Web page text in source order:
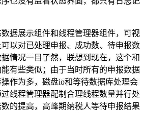
据展示组件和线程管理器组件，可视
以对已处理申报、成功数、待申报数
情况一目了然，联想到现在，这个和
有些类似；由于当时所有的申报数据
作为多，磁盘io和等待数据库处理会
线程管理器配制合理线程数量并行处
的提高，高峰期纳税人等待申报结果